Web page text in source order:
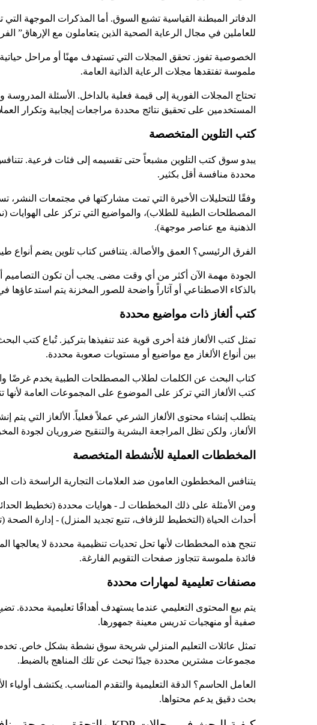
الدفاتر المبطنة القياسية تشبع السوق. أما المذكرات الموجهة
للعاملين في مجال الرعاية الصحية الذين يتعاملون مع الإرهاق”
الخصوصية تفوز. تحقق المجلات التي تستهدف مهنًا أو مراحل
ملموسة تفتقدها مجلات الرعاية الذاتية العامة.
تحتاج المجلات الفورية إلى قيمة فعلية بالداخل. الأسئلة
المستخدمين على تحقيق نتائج محددة مراجعات إيجابية وتكرار
كتب التلوين المتخصصة
يبدو سوق كتب التلوين مشبعاً حتى تقسيمه إلى فئات فرعية. تتنافس
محددة منافسة أقل بكثير.
وفقًا للتحليلات الأخيرة التي تمت مشاركتها في مجتمعات
المصطلحات الطبية للطلاب)، والمواضيع التي تركز على الهوايات
الذهنية مع عناصر موجهة).
الفرق الرئيسي؟ العمق والأصالة. يتنافس كتاب تلوين يضم أنواع
الجودة مهمة الآن أكثر من أي وقت مضى. يجب أن تكون التصاميم
بالذكاء الاصطناعي أو آثاراً واضحة للصور المخزنة يتم استدعاؤها
كتب ألغاز ذات مواضيع محددة
تمثل كتب الألغاز فئة أخرى قوية عند تنفيذها بتركيز. تُباع كتب
بين أنواع الألغاز مع مواضيع أو مستويات صعوبة محددة.
كتاب البحث عن الكلمات لطلاب المصطلحات الطبية يخدم غرضًا
كتب الألغاز التي تركز على الموضوع على المجموعات العامة
يتطلب إنشاء محتوى الألغاز الشرعي عملاً فعلياً. الألغاز التي
الألغاز، ولكن تظل المراجعة البشرية والتنقيح ضروريان لجودة
المخططات العملية للأنشطة المتخصصة
يتنافس المخططون العامون ضد العلامات التجارية الراسخة
ومن الأمثلة على ذلك المخططات لـ - هوايات محددة (تخطيط
أحداث الحياة (التخطيط للزفاف، تتبع تجديد المنزل) - إدارة الصحة
تنجح هذه المخططات لأنها تحل تحديات تنظيمية محددة لا
فائدة ملموسة تتجاوز صفحات التقويم الفارغة.
مصنفات تعليمية لمهارات محددة
يتم بيع المحتوى التعليمي عندما يستهدف أهدافًا تعليمية محددة.
صفية أو منهجيات تدريس معينة جمهورها.
تمثل عائلات التعليم المنزلي شريحة سوق نشطة بشكل خاص.
مجموعات مشترين محددة جيدًا تبحث عن تلك المناهج بالضبط.
العامل الحاسم؟ الدقة التعليمية والتقدم المناسب. يكتشف
بحث دقيق يدعم محتواها.